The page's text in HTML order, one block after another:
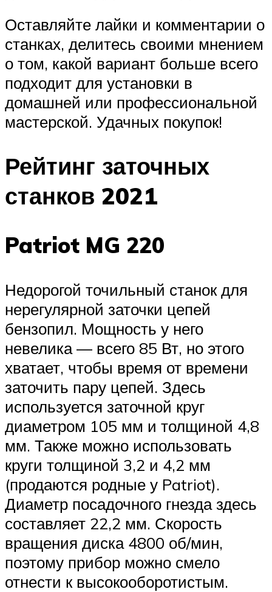
Оставляйте лайки и комментарии о
станках, делитесь своими мнением
о том, какой вариант больше всего
подходит для установки в
домашней или профессиональной
мастерской. Удачных покупок!
Рейтинг заточных
станков 2021
Patriot MG 220
Недорогой точильный станок для
нерегулярной заточки цепей
бензопил. Мощность у него
невелика — всего 85 Вт, но этого
хватает, чтобы время от времени
заточить пару цепей. Здесь
используется заточной круг
диаметром 105 мм и толщиной 4,8
мм. Также можно использовать
круги толщиной 3,2 и 4,2 мм
(продаются родные у Patriot).
Диаметр посадочного гнезда здесь
составляет 22,2 мм. Скорость
вращения диска 4800 об/мин,
поэтому прибор можно смело
отнести к высокооборотистым.